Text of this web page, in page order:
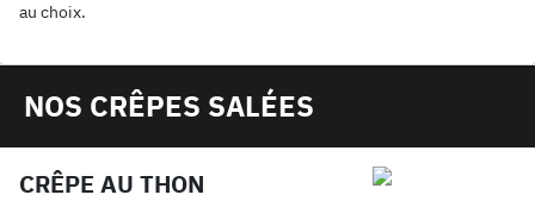
au choix.
NOS CRÊPES SALÉES
CRÊPE AU THON